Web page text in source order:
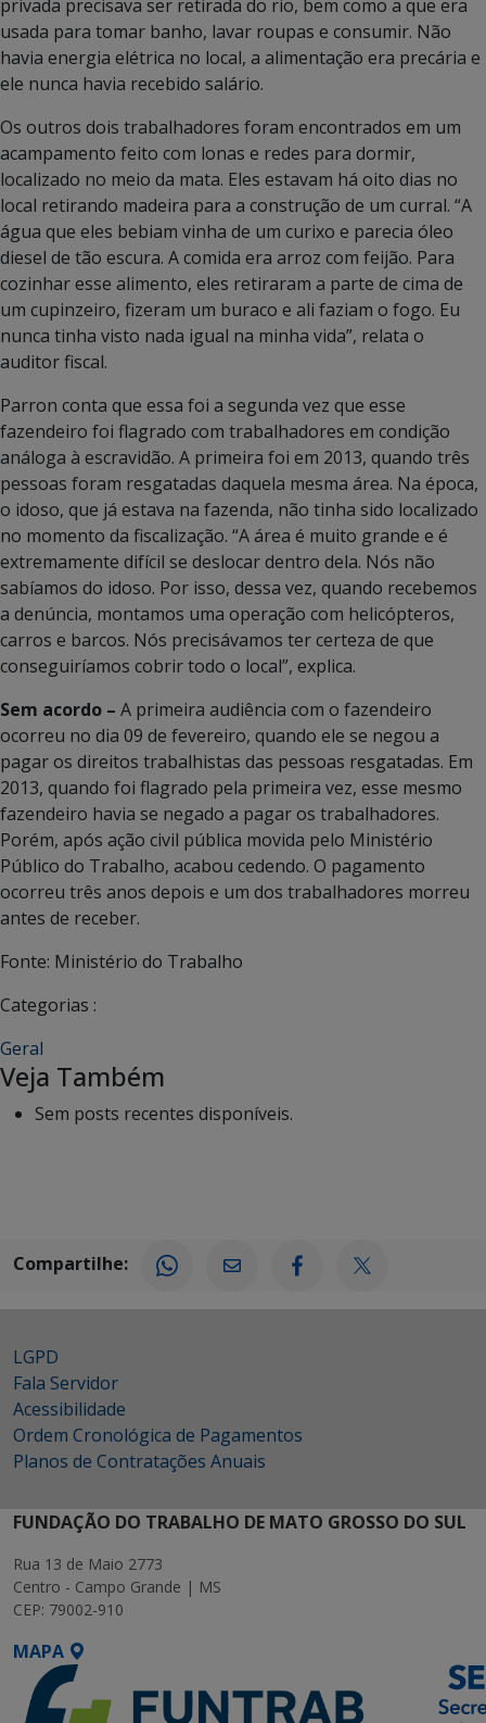
privada precisava ser retirada do rio, bem como a que era
usada para tomar banho, lavar roupas e consumir. Não
havia energia elétrica no local, a alimentação era precária e
ele nunca havia recebido salário.
Os outros dois trabalhadores foram encontrados em um
acampamento feito com lonas e redes para dormir,
localizado no meio da mata. Eles estavam há oito dias no
local retirando madeira para a construção de um curral. “A
água que eles bebiam vinha de um curixo e parecia óleo
diesel de tão escura. A comida era arroz com feijão. Para
cozinhar esse alimento, eles retiraram a parte de cima de
um cupinzeiro, fizeram um buraco e ali faziam o fogo. Eu
nunca tinha visto nada igual na minha vida”, relata o
auditor fiscal.
Parron conta que essa foi a segunda vez que esse
fazendeiro foi flagrado com trabalhadores em condição
análoga à escravidão. A primeira foi em 2013, quando três
pessoas foram resgatadas daquela mesma área. Na época,
o idoso, que já estava na fazenda, não tinha sido localizado
no momento da fiscalização. “A área é muito grande e é
extremamente difícil se deslocar dentro dela. Nós não
sabíamos do idoso. Por isso, dessa vez, quando recebemos
a denúncia, montamos uma operação com helicópteros,
carros e barcos. Nós precisávamos ter certeza de que
conseguiríamos cobrir todo o local”, explica.
Sem acordo – A primeira audiência com o fazendeiro
ocorreu no dia 09 de fevereiro, quando ele se negou a
pagar os direitos trabalhistas das pessoas resgatadas. Em
2013, quando foi flagrado pela primeira vez, esse mesmo
fazendeiro havia se negado a pagar os trabalhadores.
Porém, após ação civil pública movida pelo Ministério
Público do Trabalho, acabou cedendo. O pagamento
ocorreu três anos depois e um dos trabalhadores morreu
antes de receber.
Fonte: Ministério do Trabalho
Categorias :
Geral
Veja Também
Sem posts recentes disponíveis.
Compartilhe:
LGPD
Fala Servidor
Acessibilidade
Ordem Cronológica de Pagamentos
Planos de Contratações Anuais
FUNDAÇÃO DO TRABALHO DE MATO GROSSO DO SUL
Rua 13 de Maio 2773
Centro - Campo Grande | MS
CEP: 79002-910
MAPA